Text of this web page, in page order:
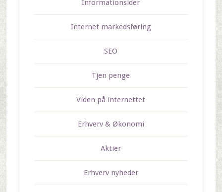
Informationsider
Internet markedsføring
SEO
Tjen penge
Viden på internettet
Erhverv & Økonomi
Aktier
Erhverv nyheder